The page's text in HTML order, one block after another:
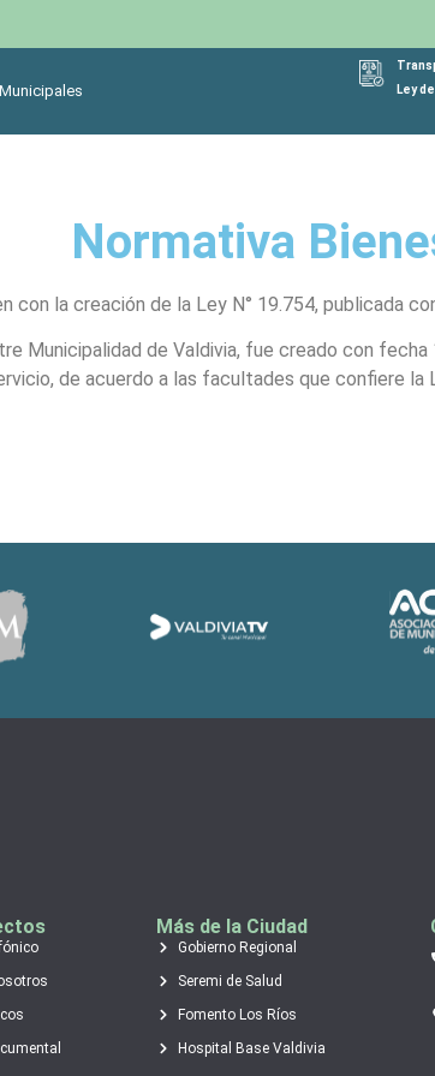
Ley
Normativa
con la creación de la Ley N° 19.754, publicada
Municipalidad de Valdivia, fue creado con
de acuerdo a las facultades que confiere la
Más de la Ciudad
Gobierno Regional
Seremi de Salud
Fomento Los Ríos
Hospital Base Valdivia